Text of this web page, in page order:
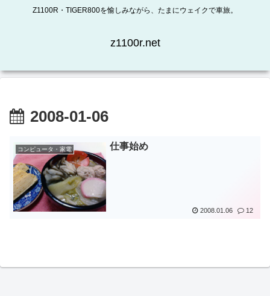
Z1100R・TIGER800を愉しみながら、たまにウェイクで車旅。
z1100r.net
2008-01-06
コンピュータ・家電 仕事始め
2008.01.06 12